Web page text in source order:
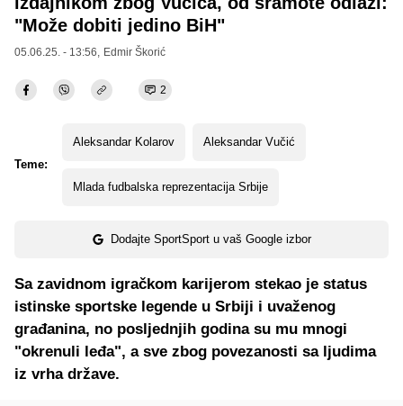
"Može dobiti jedino BiH"
05.06.25. - 13:56, Edmir Škorić
2
Teme:
Aleksandar Kolarov Aleksandar Vučić
Mlada fudbalska reprezentacija Srbije
Dodajte SportSport u vaš Google izbor
Sa zavidnom igračkom karijerom stekao je status
istinske sportske legende u Srbiji i uvaženog
građanina, no posljednjih godina su mu mnogi
"okrenuli leđa", a sve zbog povezanosti sa ljudima
iz vrha države.